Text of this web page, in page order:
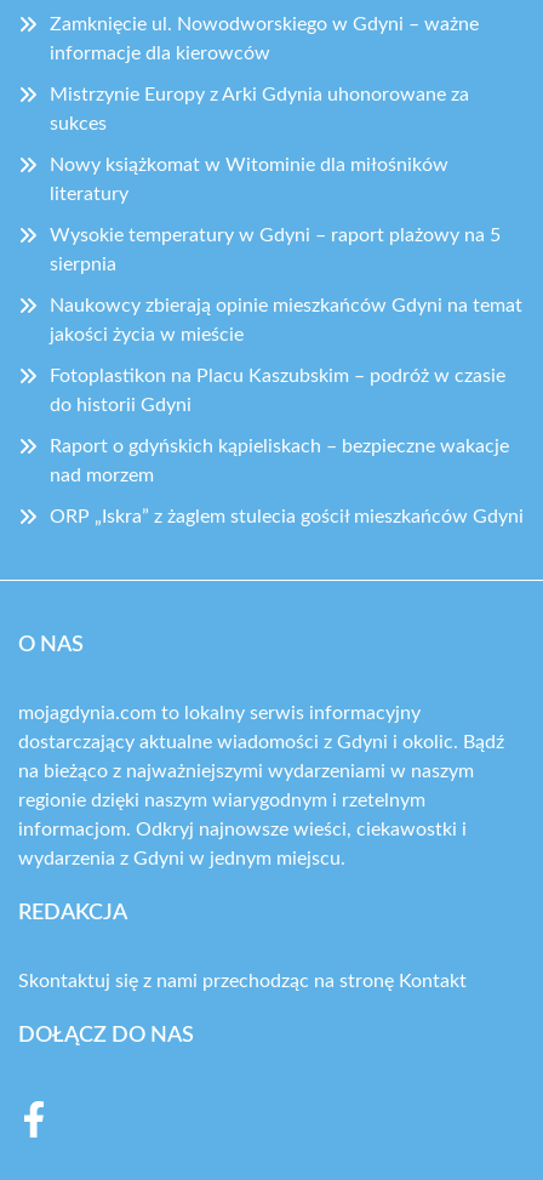
Zamknięcie ul. Nowodworskiego w Gdyni – ważne
informacje dla kierowców
Mistrzynie Europy z Arki Gdynia uhonorowane za
sukces
Nowy książkomat w Witominie dla miłośników
literatury
Wysokie temperatury w Gdyni – raport plażowy na 5
sierpnia
Naukowcy zbierają opinie mieszkańców Gdyni na temat
jakości życia w mieście
Fotoplastikon na Placu Kaszubskim – podróż w czasie
do historii Gdyni
Raport o gdyńskich kąpieliskach – bezpieczne wakacje
nad morzem
ORP „Iskra” z żaglem stulecia gościł mieszkańców Gdyni
O NAS
mojagdynia.com to lokalny serwis informacyjny
dostarczający aktualne wiadomości z Gdyni i okolic. Bądź
na bieżąco z najważniejszymi wydarzeniami w naszym
regionie dzięki naszym wiarygodnym i rzetelnym
informacjom. Odkryj najnowsze wieści, ciekawostki i
wydarzenia z Gdyni w jednym miejscu.
REDAKCJA
Skontaktuj się z nami przechodząc na stronę Kontakt
DOŁĄCZ DO NAS